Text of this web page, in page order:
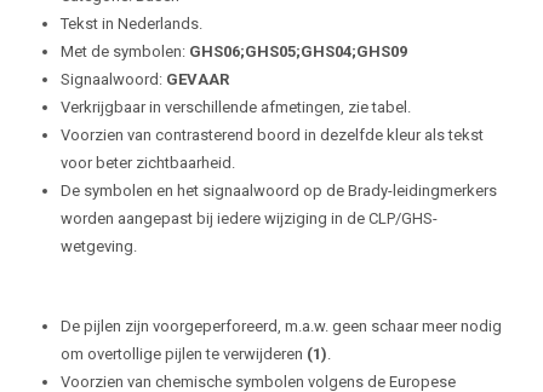
Tekst in Nederlands.
Met de symbolen: GHS06;GHS05;GHS04;GHS09
Signaalwoord: GEVAAR
Verkrijgbaar in verschillende afmetingen, zie tabel.
Voorzien van contrasterend boord in dezelfde kleur als tekst
voor beter zichtbaarheid.
De symbolen en het signaalwoord op de Brady-leidingmerkers
worden aangepast bij iedere wijziging in de CLP/GHS-
wetgeving.
De pijlen zijn voorgeperforeerd, m.a.w. geen schaar meer nodig
om overtollige pijlen te verwijderen (1).
Voorzien van chemische symbolen volgens de Europese